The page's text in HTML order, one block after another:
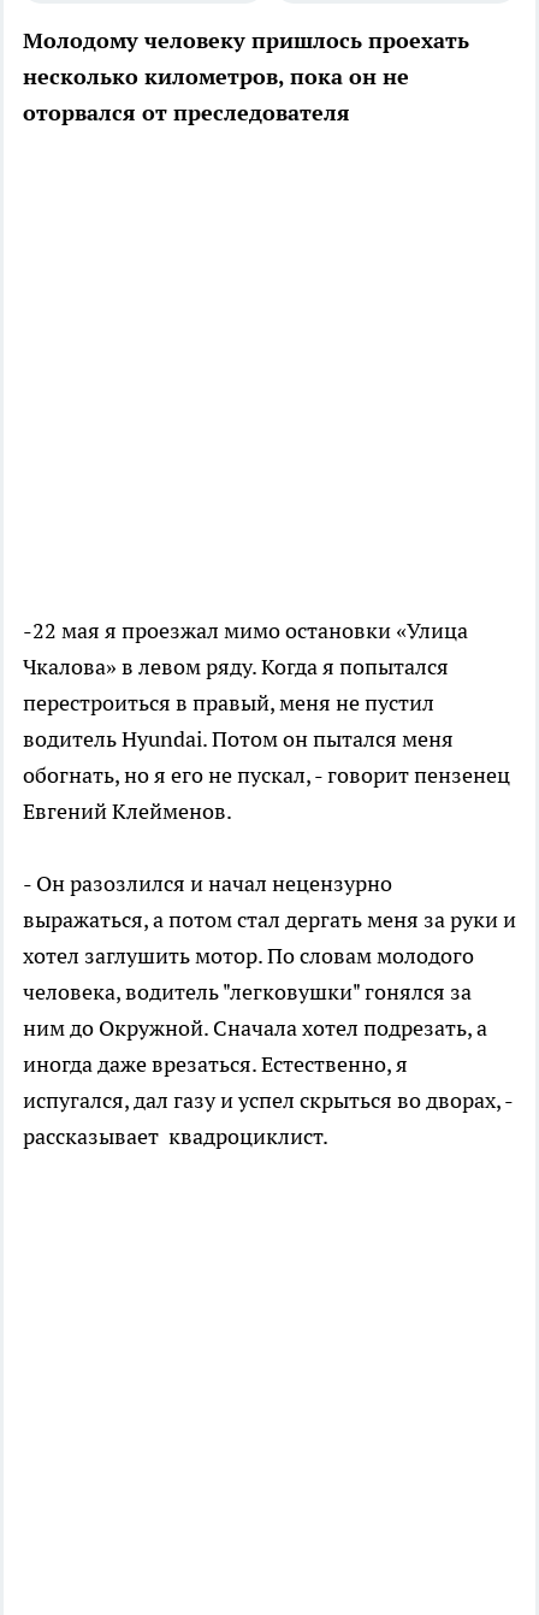
Молодому человеку пришлось проехать
несколько километров, пока он не
оторвался от преследователя
-22 мая я проезжал мимо остановки «Улица
Чкалова» в левом ряду. Когда я попытался
перестроиться в правый, меня не пустил
водитель Hyundai. Потом он пытался меня
обогнать, но я его не пускал, - говорит пензенец
Евгений Клейменов.
- Он разозлился и начал нецензурно
выражаться, а потом стал дергать меня за руки и
хотел заглушить мотор. По словам молодого
человека, водитель "легковушки" гонялся за
ним до Окружной. Сначала хотел подрезать, а
иногда даже врезаться. Естественно, я
испугался, дал газу и успел скрыться во дворах, -
рассказывает квадроциклист.